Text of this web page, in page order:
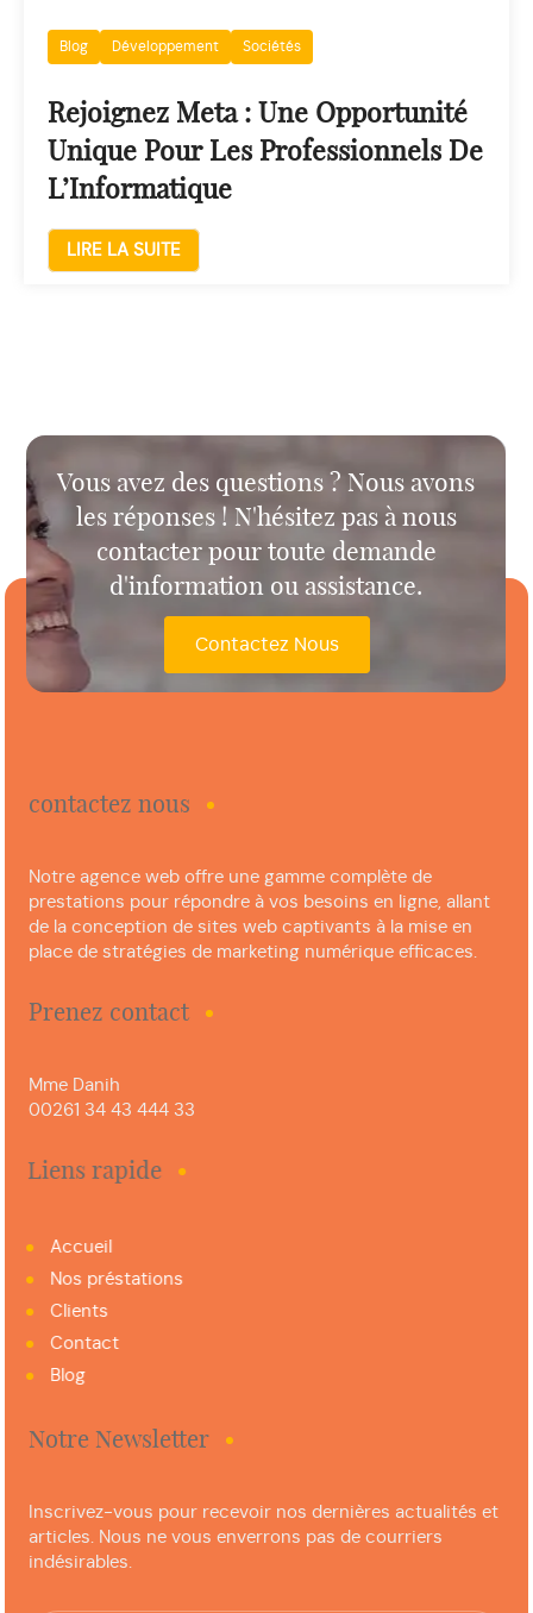
Blog Développement Sociétés
Rejoignez Meta : Une Opportunité
Unique Pour Les Professionnels De
L’Informatique
LIRE LA SUITE
Vous avez des questions ? Nous avons
les réponses ! N'hésitez pas à nous
contacter pour toute demande
d'information ou assistance.
Contactez Nous
contactez nous
Notre agence web offre une gamme complète de
prestations pour répondre à vos besoins en ligne, allant
de la conception de sites web captivants à la mise en
place de stratégies de marketing numérique efficaces.
Prenez contact
Mme Danih
00261 34 43 444 33
Liens rapide
Accueil
Nos préstations
Clients
Contact
Blog
Notre Newsletter
Inscrivez-vous pour recevoir nos dernières actualités et
articles. Nous ne vous enverrons pas de courriers
indésirables.